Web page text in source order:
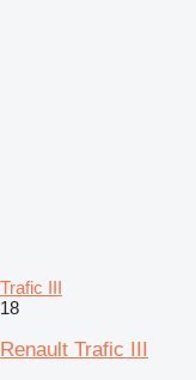
Trafic III
18
Renault Trafic III